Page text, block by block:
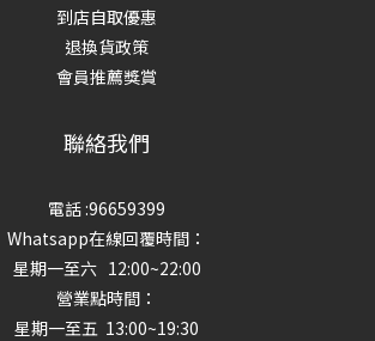
到店自取優惠
退換貨政策
會員推薦獎賞
聯絡我們
電話 :96659399
Whatsapp在線回覆時間：
星期一至六 12:00~22:00
營業點時間：
星期一至五 13:00~19:30